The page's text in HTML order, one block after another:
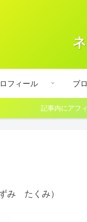
フィール ブ
記事内にアフ
み たくみ）